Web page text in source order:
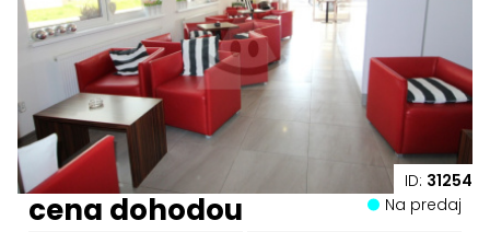
ID: 31254
cena dohodou Na predaj